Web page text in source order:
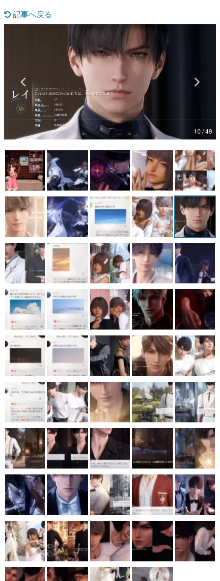
カテゴリ
アプリレビュー
その他
電ファミニコゲーマーとは？
運営：株式会社マレ
記事へ戻る
10 / 49